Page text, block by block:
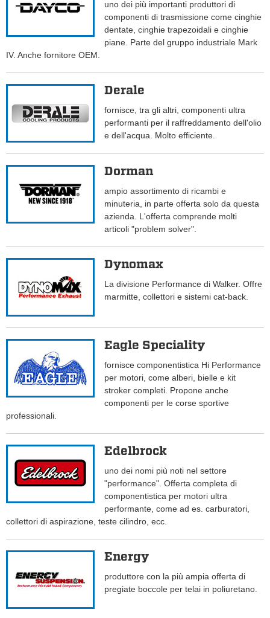
uno dei più importanti produttori di
componenti di trasmissione come cinghie
dentate, cinghie trapezoidali e cinghie
piane. Parte del gruppo industriale Mark
IV. Anche fornitore OEM.
Derale
fornisce, tra gli altri, componenti ultra
performanti per il raffreddamento dell'olio
e dell'acqua. Molto efficiente.
Dorman
ampio assortimento di ricambi e
minuteria, in parte offerta solo da questa
azienda. L'offerta comprende molti
articoli "problem solver".
Dynomax
La divisione Performance di Walker. Offre
marmitte, collettori e sistemi cat-back.
Eagle Speciality
fornisce componentistica Hi Performance
per motori, come alberi, bielle e kit
stroker completi. Propone anche
componenti per le corse sportive
professionali.
Edelbrock
uno dei nomi più noti nel settore
"performance". Offerta completa di
componentistica per motori ultra
performante, come ad es. carburatori,
collettori di aspirazione, teste cilindro, ecc.
Energy
produttore con la più ampia offerta di
pregiate boccole per telai in poliuretano.